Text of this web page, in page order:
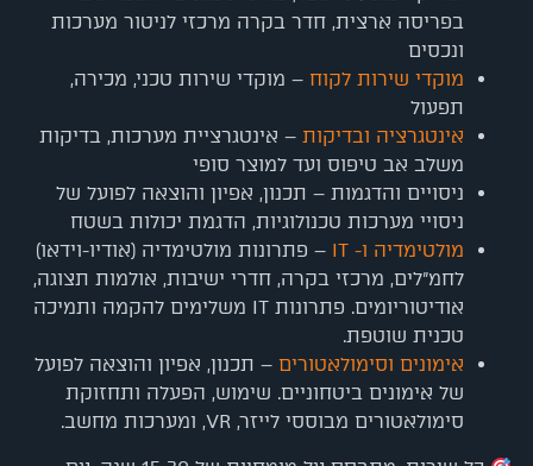
בפריסה ארצית, חדר בקרה מרכזי לניטור מערכות
ונכסים
מוקדי שירות לקוח – מוקדי שירות טכני, מכירה,
תפעול
אינטגרציה ובדיקות– אינטגרציית מערכות, בדיקות
משלב אב טיפוס ועד למוצר סופי
ניסויים והדגמות – תכנון, אפיון והוצאה לפועל של
ניסויי מערכות טכנולוגיות, הדגמת יכולות בשטח
מולטימדיה ו- IT
– פתרונות מולטימדיה (אודיו-וידאו)
לחמ"לים, מרכזי בקרה, חדרי ישיבות, אולמות תצוגה,
אודיטוריומים. פתרונות IT משלימים להקמה ותמיכה
טכנית שוטפת.
אימונים וסימולאטורים– תכנון, אפיון והוצאה לפועל
של אימונים ביטחוניים. שימוש, הפעלה ותחזוקת
סימולאטורים מבוססי לייזר, VR, ומערכות מחשב.